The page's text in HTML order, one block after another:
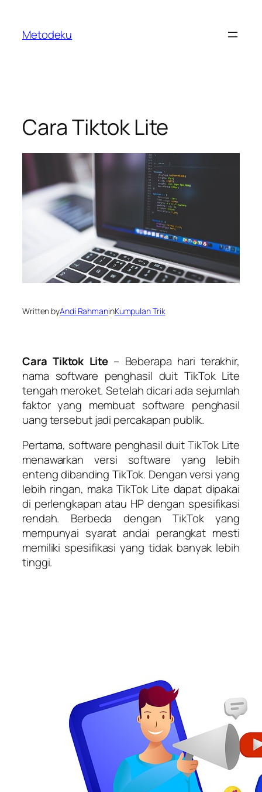
content
Metodeku
Cara Tiktok Lite
Written byAndi RahmaninKumpulan Trik
Cara Tiktok Lite – Beberapa hari terakhir,
nama software penghasil duit TikTok Lite
tengah meroket. Setelah dicari ada sejumlah
faktor yang membuat software penghasil
uang tersebut jadi percakapan publik.
Pertama, software penghasil duit TikTok Lite
menawarkan versi software yang lebih
enteng dibanding TikTok. Dengan versi yang
lebih ringan, maka TikTok Lite dapat dipakai
di perlengkapan atau HP dengan spesifikasi
rendah. Berbeda dengan TikTok yang
mempunyai syarat andai perangkat mesti
memiliki spesifikasi yang tidak banyak lebih
tinggi.